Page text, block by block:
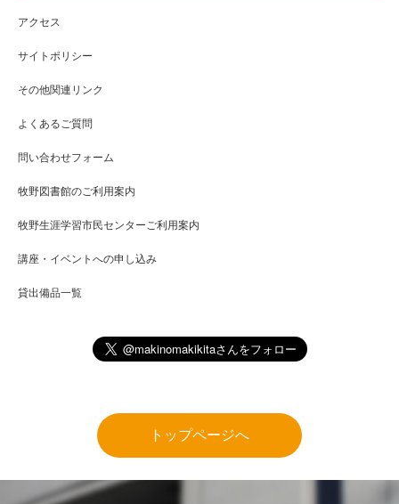
アクセス
サイトポリシー
その他関連リンク
よくあるご質問
問い合わせフォーム
牧野図書館のご利用案内
牧野生涯学習市民センターご利用案内
講座・イベントへの申し込み
貸出備品一覧
トップページへ